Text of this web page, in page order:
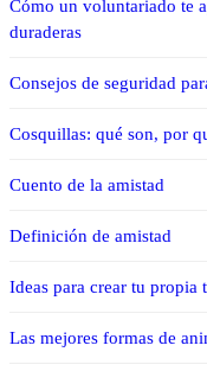
Cómo un voluntariado te
duraderas
Consejos de seguridad
Cosquillas: qué son, por
Cuento de la amistad
Definición de amistad
Ideas para crear tu propia
Las mejores formas de